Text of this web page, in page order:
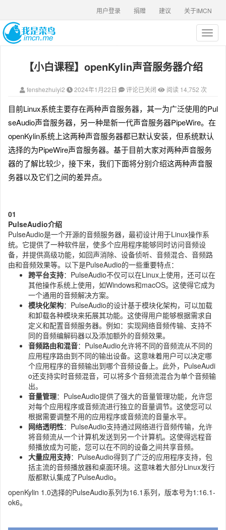
关于IMCN
建议
捐赠
用户登录
T
o
a
v
g
a
t
i
【小白课程】openKylin声音服务器介绍
fenshezhuiyi2 2024年1月22日 评论已关闭 阅读 14,752 次
目前Linux系统主要存在两种声音服务器，其一为广泛使用的Pul
seAudio声音服务器，另一种是新一代声音服务器PipeWire。在
openKylin系统上这两种声音服务器都已默认安装，但系统默认
选择的为PipeWire声音服务器。基于目前大家对两种声音服务
器的了解比较少，接下来，我们下面将分别介绍这两种声音服
务器以及它们之间的差异点。
01
PulseAudio介绍
PulseAudio是一个开源的音频服务器，最初设计用于Linux操作系
统。它提供了一种软件层，使多个应用程序能够同时访问音频设
备，并提供高级功能，如回声消除、设备侦听、音频混合、音频路
由和音频效果等。以下是PulseAudio的一些重要特点：
跨平台支持：PulseAudio不仅可以在Linux上使用，还可以在
其他操作系统上使用，如Windows和macOS。这使得它成为
一个通用的音频解决方案。
模块化架构：PulseAudio的设计基于模块化架构，可以加载
和卸载各种模块来拓展其功能。这使得用户能够根据需求自
定义和配置音频服务器。例如：实现网络音频传输、支持不
同的音频编解码器以及添加额外的音频效果。
音频路由和混音：PulseAudio允许将不同的音频流从不同的
应用程序路由到不同的输出设备。这意味着用户可以决定哪
个应用程序的音频输出到哪个音频设备上。此外，PulseAudi
o还支持实时音频混音，可以将多个音频流混合为单个音频输
出。
音量管理：PulseAudio提供了强大的音量管理功能，允许您
对每个应用程序或音频流进行独立的音量调节。这使您可以
根据需要调整不用的应用程序或音频流的音量水平。
网络透明性：PulseAudio支持通过网络进行音频传输，允许
将音频流从一个计算机发送到另一个计算机。这使得远程音
频播放成为可能，您可以在不同的设备之间共享音频。
大量应用支持：PulseAudio得到了广泛的应用程序支持，包
括主流的音频播放器和桌面环境。这意味着大部分Linux发行
版都默认集成了PulseAudio。
openKylin 1.0选择的PulseAudio系列为16.1系列，版本号为1:16.1-
ok6。